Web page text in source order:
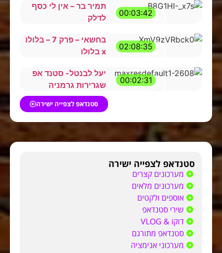
00:03:42
תמיר בר – אין לי כסף
לדלק
02:08:35
בחשאי – פרק 7 – בלולו
x בלולו
00:02:31
יעל לבנטל- סטנד אפ
שגרירות גרמניה
סטנדאפ לצפייה ישירה
סטנדאפ לצפייה ישירה
מערכונים קצרים
מערכונים מלאים
אוספים ולקטים
שירי סטנדאפ
דוקו & VLOG
סטנדאפ מתורגם
מערכוני אנימציה